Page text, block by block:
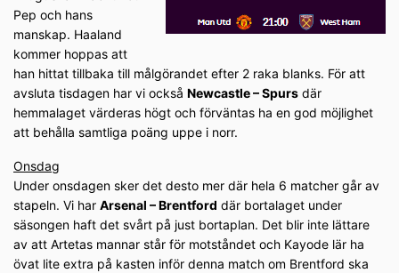
Pep och hans
manskap. Haaland
kommer hoppas att
han hittat tillbaka till målgörandet efter 2 raka blanks. För att
avsluta tisdagen har vi också Newcastle – Spurs där
hemmalaget värderas högt och förväntas ha en god möjlighet
att behålla samtliga poäng uppe i norr.
Onsdag
Under onsdagen sker det desto mer där hela 6 matcher går av
stapeln. Vi har Arsenal – Brentford där bortalaget under
säsongen haft det svårt på just bortaplan. Det blir inte lättare
av att Artetas mannar står för motståndet och Kayode lär ha
övat lite extra på kasten inför denna match om Brentford ska